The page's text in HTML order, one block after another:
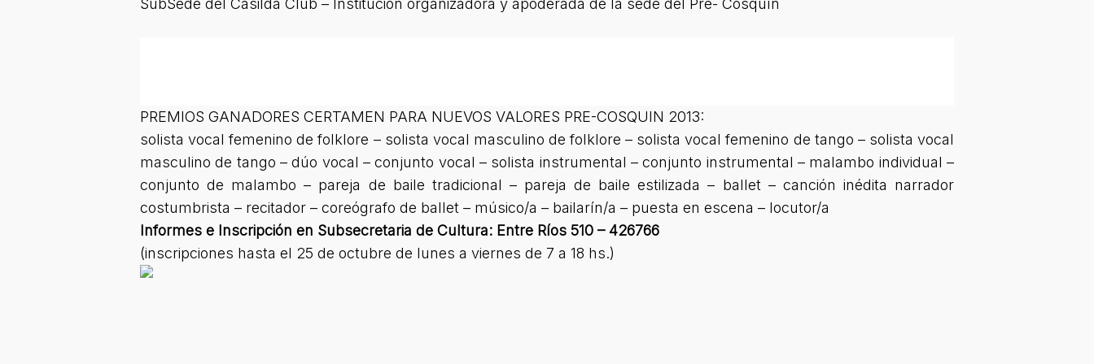
SubSede del Casilda Club – Institución organizadora y apoderada de la sede del Pre- Cosquín
PREMIOS GANADORES CERTAMEN PARA NUEVOS VALORES PRE-COSQUIN 2013:
solista vocal femenino de folklore – solista vocal masculino de folklore – solista vocal femenino de tango – solista vocal
masculino de tango – dúo vocal – conjunto vocal – solista instrumental – conjunto instrumental – malambo individual –
conjunto de malambo – pareja de baile tradicional – pareja de baile estilizada – ballet – canción inédita narrador
costumbrista – recitador – coreógrafo de ballet – músico/a – bailarín/a – puesta en escena – locutor/a
Informes e Inscripción en Subsecretaria de Cultura: Entre Ríos 510 – 426766
(inscripciones hasta el 25 de octubre de lunes a viernes de 7 a 18 hs.)